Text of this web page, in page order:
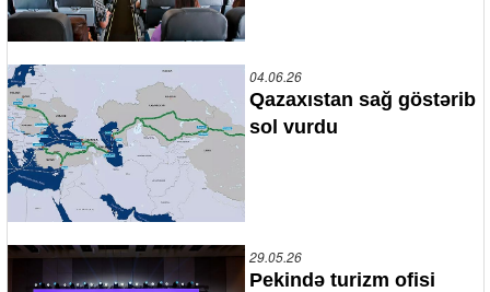
04.06.26
Qazaxıstan sağ göstərib
sol vurdu
29.05.26
Pekində turizm ofisi